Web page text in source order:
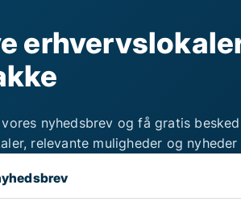
nyhedsbrev og få gratis
relevante muligheder og